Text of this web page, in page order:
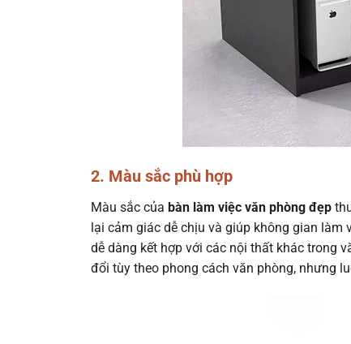
2. Màu sắc phù hợp
Màu sắc của bàn làm việc văn phòng đẹp
lại cảm giác dễ chịu và giúp không gian
dễ dàng kết hợp với các nội thất khác trong
đổi tùy theo phong cách văn phòng, nhưng